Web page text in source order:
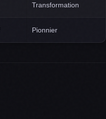
Transformation
Pionnier